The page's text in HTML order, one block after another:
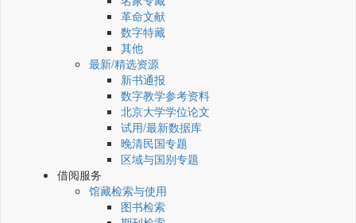
革命文献
数字特藏
其他
最新/精选资源
新书通报
数字教学参考资料
北京大学学位论文
试用/最新数据库
晚清民国专题
区域与国别专题
借阅服务
馆藏检索与使用
图书检索